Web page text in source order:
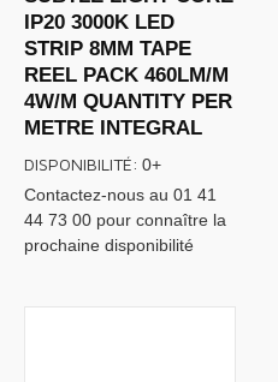
IP20 3000K LED
STRIP 8MM TAPE
REEL PACK 460LM/M
4W/M QUANTITY PER
METRE INTEGRAL
Contactez-nous au 01 41
44 73 00 pour connaître la
prochaine disponibilité
DISPONIBILITÉ: 0+